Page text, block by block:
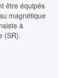
être équipés
magnétique
à
(SR).